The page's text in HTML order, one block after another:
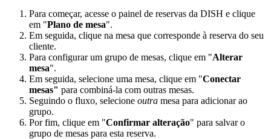
Para começar, acesse o painel de reservas da DISH e clique
em "Plano de mesa".
Em seguida, clique na mesa que corresponde à reserva do seu
cliente.
Para configurar um grupo de mesas, clique em "Alterar
mesa".
Em seguida, selecione uma mesa, clique em "Conectar
mesas" para combiná-la com outras mesas.
Seguindo o fluxo, selecione outra mesa para adicionar ao
grupo.
Por fim, clique em "Confirmar alteração" para salvar o
grupo de mesas para esta reserva.